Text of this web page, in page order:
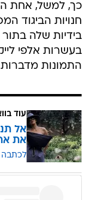
כך, למשל, אחת
חנויות הביגוד
בידיות שלה
בעשרות אלפי
התמונות
עוד
אל
את